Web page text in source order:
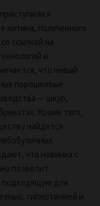
к
хитина, полученного
ссылкой на
и
что новый
порошковые
— шкур,
Кроме того,
найдется
что новинка с
позволит
подходящую для
гипертонией и